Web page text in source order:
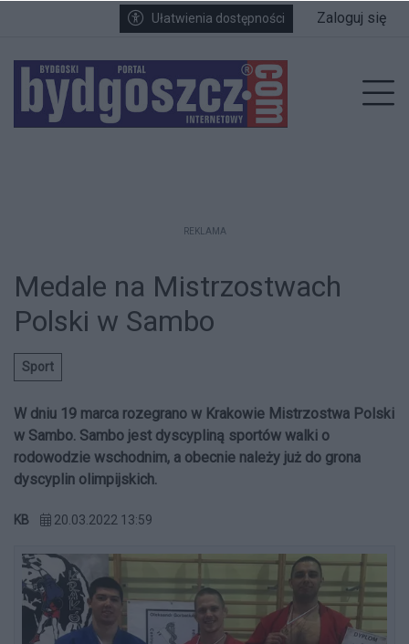
Przejdź do głównych treści
Przejdź do wyszukiwarki
Przejdź do głównego menuUłatwienia dostępności Zaloguj się
REKLAMA
Medale na Mistrzostwach
Polski w Sambo
Sport
W dniu 19 marca rozegrano w Krakowie Mistrzostwa Polski
w Sambo. Sambo jest dyscypliną sportów walki o
rodowodzie wschodnim, a obecnie należy już do grona
dyscyplin olimpijskich.
KB 20.03.2022 13:59